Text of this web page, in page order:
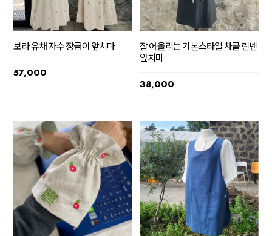
보라 유채 자수 장금이 앞치마
57,000
잘 어울리는 기본스타일 차콜 린넨
앞치마
38,000